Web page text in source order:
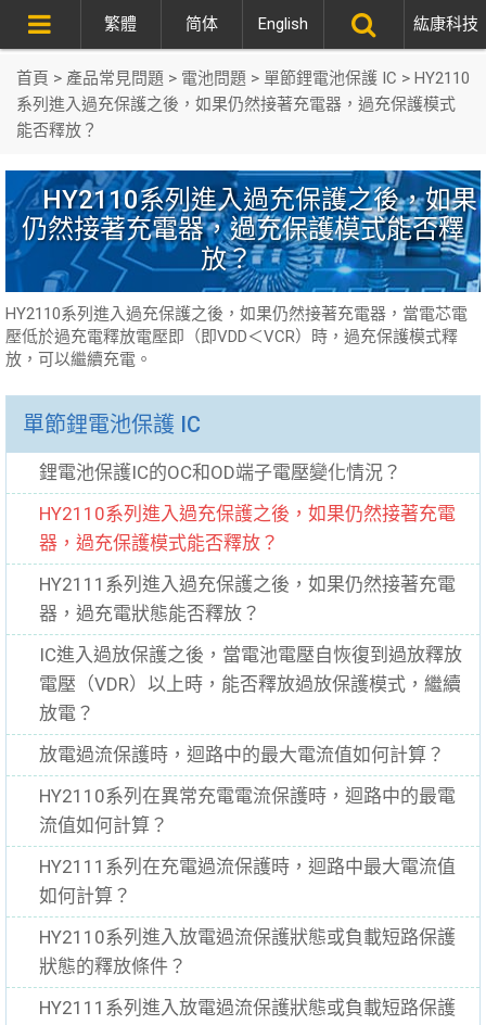
首頁 > 產品常見問題 > 電池問題 > 單節鋰電池保護 IC > HY2110
系列進入過充保護之後，如果仍然接著充電器，過充保護模式
能否釋放？
HY2110系列進入過充保護之後，如果
仍然接著充電器，過充保護模式能否釋
放？
HY2110系列進入過充保護之後，如果仍然接著充電器，當電芯電
壓低於過充電釋放電壓即（即VDD＜VCR）時，過充保護模式釋
放，可以繼續充電。
單節鋰電池保護 IC
鋰電池保護IC的OC和OD端子電壓變化情況？
HY2110系列進入過充保護之後，如果仍然接著充電
器，過充保護模式能否釋放？
HY2111系列進入過充保護之後，如果仍然接著充電
器，過充電狀態能否釋放？
IC進入過放保護之後，當電池電壓自恢復到過放釋放
電壓（VDR）以上時，能否釋放過放保護模式，繼續
放電？
放電過流保護時，迴路中的最大電流值如何計算？
HY2110系列在異常充電電流保護時，迴路中的最電
流值如何計算？
HY2111系列在充電過流保護時，迴路中最大電流值
如何計算？
HY2110系列進入放電過流保護狀態或負載短路保護
狀態的釋放條件？
HY2111系列進入放電過流保護狀態或負載短路保護
繁體 简体 English 紘康科技